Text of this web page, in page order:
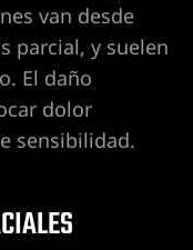
van desde
parcial, y suelen
El daño
dolor
sensibilidad.